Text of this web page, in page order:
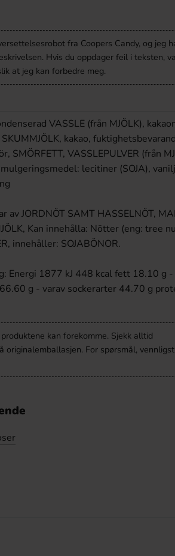
fra Coopers Candy, og jeg
Hvis du oppdager feil i teksten,
at jeg kan forbedre meg.
VASSLE (från MJÖLK),
kakao,
SMÖRFETT, VASSLEPULVER (från
lecitiner (SOJA),
av JORDNÖT SAMT HASSELNÖT,
Kan innehålla: Nötter (eng: tree
innehåller: SOJABÖNOR.
Energi 1877 kJ 448 kcal fett 18.10 g
g - varav sockerarter 44.70 g
kan forekomme. Sjekk alltid
originalemballasjen. For spørsmål,